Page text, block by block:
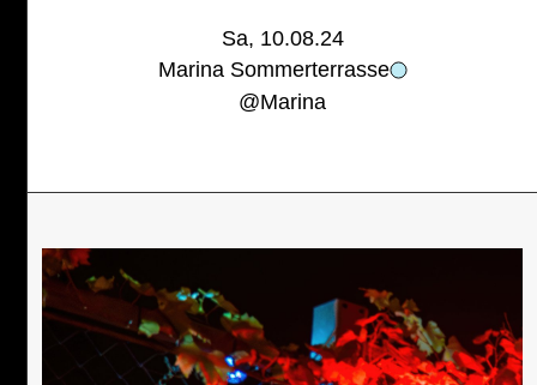
Sa, 10.08.24
Marina Sommerterrasse
@Marina